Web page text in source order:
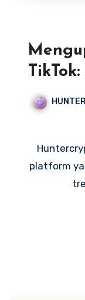
platform